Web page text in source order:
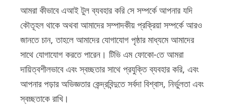
আমরা কীভাবে এআই টুল ব্যবহার করি সে সম্পর্কে আপনার যদি
কৌতূহল থাকে অথবা আমাদের সম্পাদকীয় প্রক্রিয়া সম্পর্কে আরও
জানতে চান, তাহলে আমাদের যোগাযোগ পৃষ্ঠার মাধ্যমে আমাদের
সাথে যোগাযোগ করতে পারেন। টিভি এম ফোকো-তে আমরা
দায়িত্বশীলভাবে এবং স্বচ্ছতার সাথে প্রযুক্তি ব্যবহার করি, এবং
আপনার পড়ার অভিজ্ঞতার কেন্দ্রবিন্দুতে সর্বদা বিশ্বাস, নির্ভুলতা এবং
স্বচ্ছতাকে রাখি।